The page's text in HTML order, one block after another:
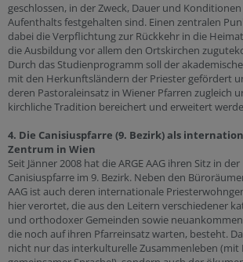
geschlossen, in der Zweck, Dauer und
Aufenthalts festgehalten sind. Einen zentralen
dabei die Verpflichtung zur Rückkehr in die
die Ausbildung vor allem den Ortskirchen
Durch das Studienprogramm soll der
mit den Herkunftsländern der Priester gefördert
deren Pastoraleinsatz in Wiener Pfarren zugleich
kirchliche Tradition bereichert und erweitert
4. Die Canisiuspfarre (9. Bezirk) als
Zentrum in Wien
Seit Jänner 2008 hat die ARGE AAG ihren Sitz in der
Canisiuspfarre im 9. Bezirk. Neben den
AAG ist auch deren internationale
hier verortet, die aus den Leitern verschiedener
und orthodoxer Gemeinden sowie
die noch auf ihren Pfarreinsatz warten, besteht.
nicht nur das interkulturelle Zusammenleben (mit